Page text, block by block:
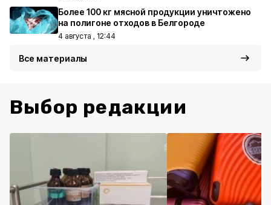
Более 100 кг мясной продукции уничтожено
на полигоне отходов в Белгороде
4 августа , 12:44
Все материалы
Выбор редакции